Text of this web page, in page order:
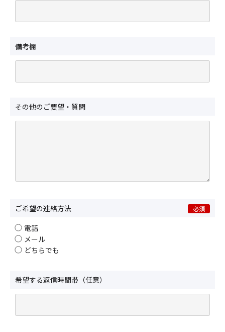
備考欄
その他のご要望・質問
ご希望の連絡方法 必須
電話
メール
どちらでも
希望する返信時間帯（任意）